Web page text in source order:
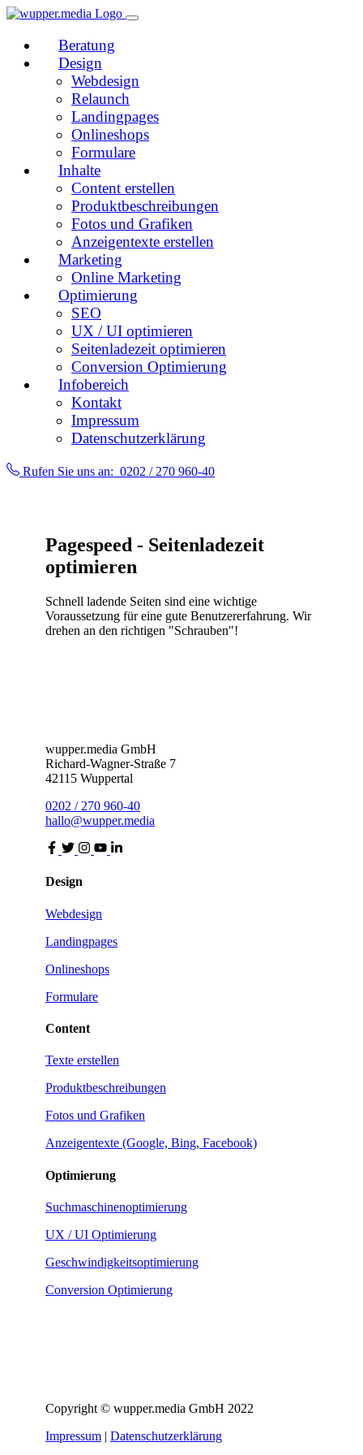
Beratung
Design
Webdesign
Relaunch
Landingpages
Onlineshops
Formulare
Inhalte
Content erstellen
Produktbeschreibungen
Fotos und Grafiken
Anzeigentexte erstellen
Marketing
Online Marketing
Optimierung
SEO
UX / UI optimieren
Seitenladezeit optimieren
Conversion Optimierung
Infobereich
Kontakt
Impressum
Datenschutzerklärung
Rufen Sie uns an: 0202 / 270 960-40
Pagespeed - Seitenladezeit
optimieren
Schnell ladende Seiten sind eine wichtige
Voraussetzung für eine gute Benutzererfahrung. Wir
drehen an den richtigen "Schrauben"!
wupper.media GmbH
Richard-Wagner-Straße 7
42115 Wuppertal
0202 / 270 960-40
hallo@wupper.media
Design
Webdesign
Landingpages
Onlineshops
Formulare
Content
Texte erstellen
Produktbeschreibungen
Fotos und Grafiken
Anzeigentexte (Google, Bing, Facebook)
Optimierung
Suchmaschinenoptimierung
UX / UI Optimierung
Geschwindigkeitsoptimierung
Conversion Optimierung
Copyright © wupper.media GmbH 2022
Impressum | Datenschutzerklärung